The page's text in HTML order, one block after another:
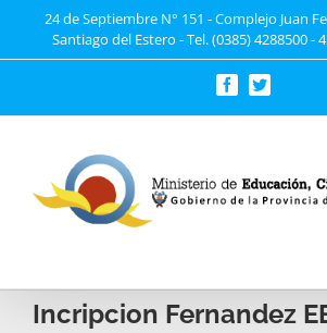
24 de Septiembre N° 151 - Complejo Juan
Santiago del Estero - Tel. (0385) 4288500 -
FacebookTwitter
Incripcion Fernandez